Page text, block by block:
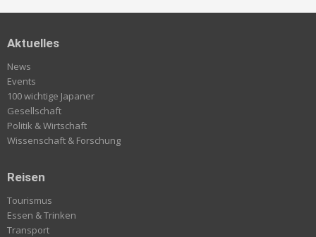
Aktuelles
News
Events
100 wichtige Japaner
Gesellschaft
Politik & Wirtschaft
Wissenschaft & Forschung
Reisen
Tourismus
Essen & Trinken
Transport